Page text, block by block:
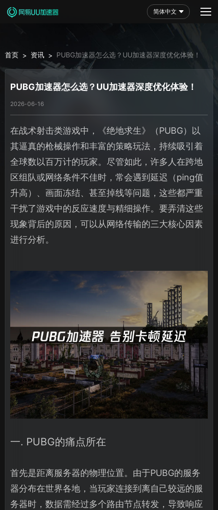
简体中文
首页 > 资讯 > PUBG加速器怎么选？UU加速器深度优化体验！
PUBG加速器怎么选？UU加速器深度优化体验！
2026-06-16
在战术射击类游戏中，《绝地求生》（PUBG）以
其逼真的枪械操作和丰富的策略玩法，持续吸引着
全球数以百万计的玩家。尽管如此，许多人在跨地
区组队或网络条件不佳时，常会遇到延迟（ping值
升高）、画面冻结、甚至掉线等问题，这些都严重
干扰了游戏中的反应速度与精细操作。要弄清这些
现象背后的原因，可以从网络传输的三大核心因素
进行分析。
一. PUBG的痛点所在
首先是距离服务器的物理位置。由于PUBG的服务
器分布在世界各地，当玩家连接到离自己较远的服
务器时，数据需经过多个路由节点转发，导致响应